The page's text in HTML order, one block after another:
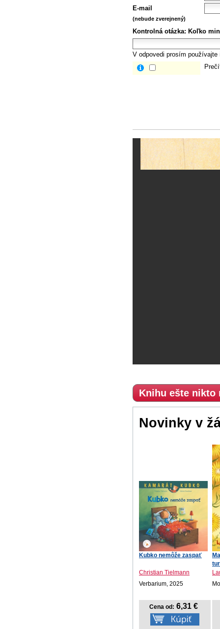
E-mail
(nebude zverejnený)
Kontrolná otázka: Koľko
V odpovedi prosím
Knihu ešte nikto
Novinky v
Kubko nemôže zaspať
Christian Tielmann
Verbarium, 2025
Cena od: 6,31 €